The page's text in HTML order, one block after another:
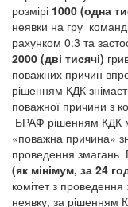
розмірі 1000 (одна
неявки на гру
рахунком 0:3 та
2000 (дві тисячі)
поважних причин
рішенням КДК
поважної причини з
БРАФ рішенням КДК
«поважна причина»
проведення
(як мінімум, за 24
комітет з
неявку, за рішенням